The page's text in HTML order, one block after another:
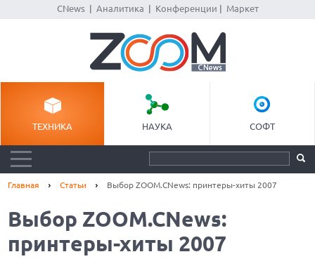
CNews| Аналитика Конференции Маркет
ТЕХНИКА НАУКА СОФТ
Главная Статьи Выбор ZOOM.CNews: принтеры-хиты 2007
Выбор ZOOM.CNews:
принтеры-хиты 2007